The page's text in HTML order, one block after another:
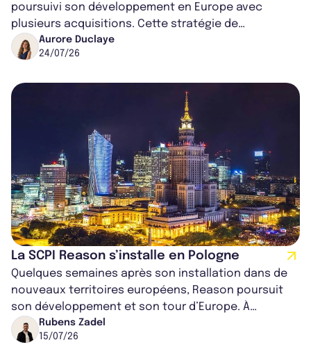
poursuivi son développement en Europe avec
plusieurs acquisitions. Cette stratégie de
diversification géographique a également pous...
Aurore Duclaye
24/07/26
La SCPI Reason s’installe en Pologne
Quelques semaines après son installation dans de
nouveaux territoires européens, Reason poursuit
son développement et son tour d’Europe. À
l'occasion de l’ajout de son 15ᵉ actif en...
Rubens Zadel
15/07/26